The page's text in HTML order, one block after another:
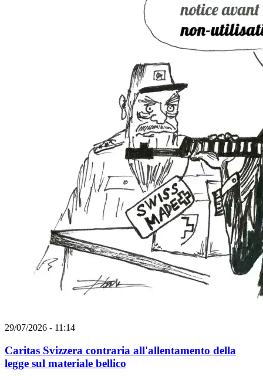
29/07/2026 - 11:14
Caritas Svizzera contraria all'allentamento della
legge sul materiale bellico